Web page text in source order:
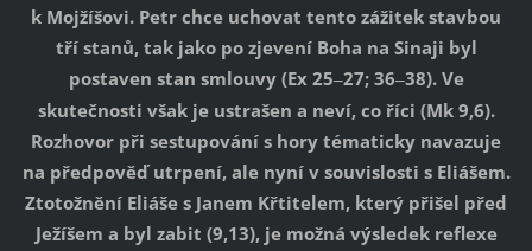
k Mojžíšovi. Petr chce uchovat tento zážitek stavbou
tří stanů, tak jako po zjevení Boha na Sinaji byl
postaven stan smlouvy (Ex 25–27; 36–38). Ve
skutečnosti však je ustrašen a neví, co říci (Mk 9,6).
Rozhovor při sestupování s hory tématicky navazuje
na předpověď utrpení, ale nyní v souvislosti s Eliášem.
Ztotožnění Eliáše s Janem Křtitelem, který přišel před
Ježíšem a byl zabit (9,13), je možná výsledek reflexe